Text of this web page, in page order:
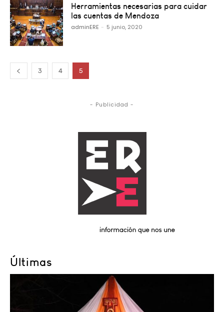
Herramientas necesarias para cuidar
las cuentas de Mendoza
adminERE - 5 junio, 2020
3 4 5
- Publicidad -
Últimas